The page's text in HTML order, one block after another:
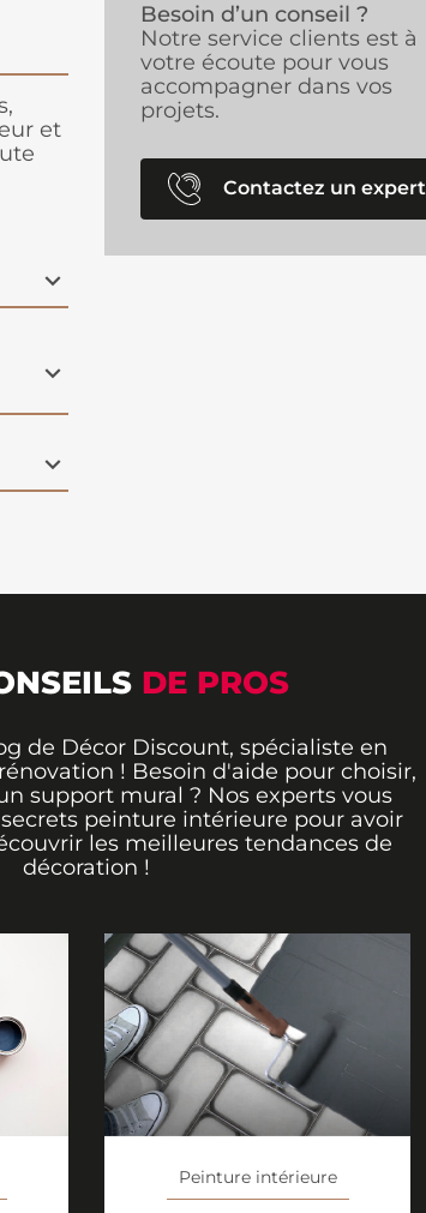
et
Besoin d’un conseil ?
Notre service clients est à
votre écoute pour vous
accompagner dans vos
projets.
Contactez un expert
DE PROS
de Décor Discount, spécialiste en
! Besoin d'aide pour choisir,
support mural ? Nos experts vous
peinture intérieure pour avoir
les meilleures tendances de
décoration !
Peinture intérieure